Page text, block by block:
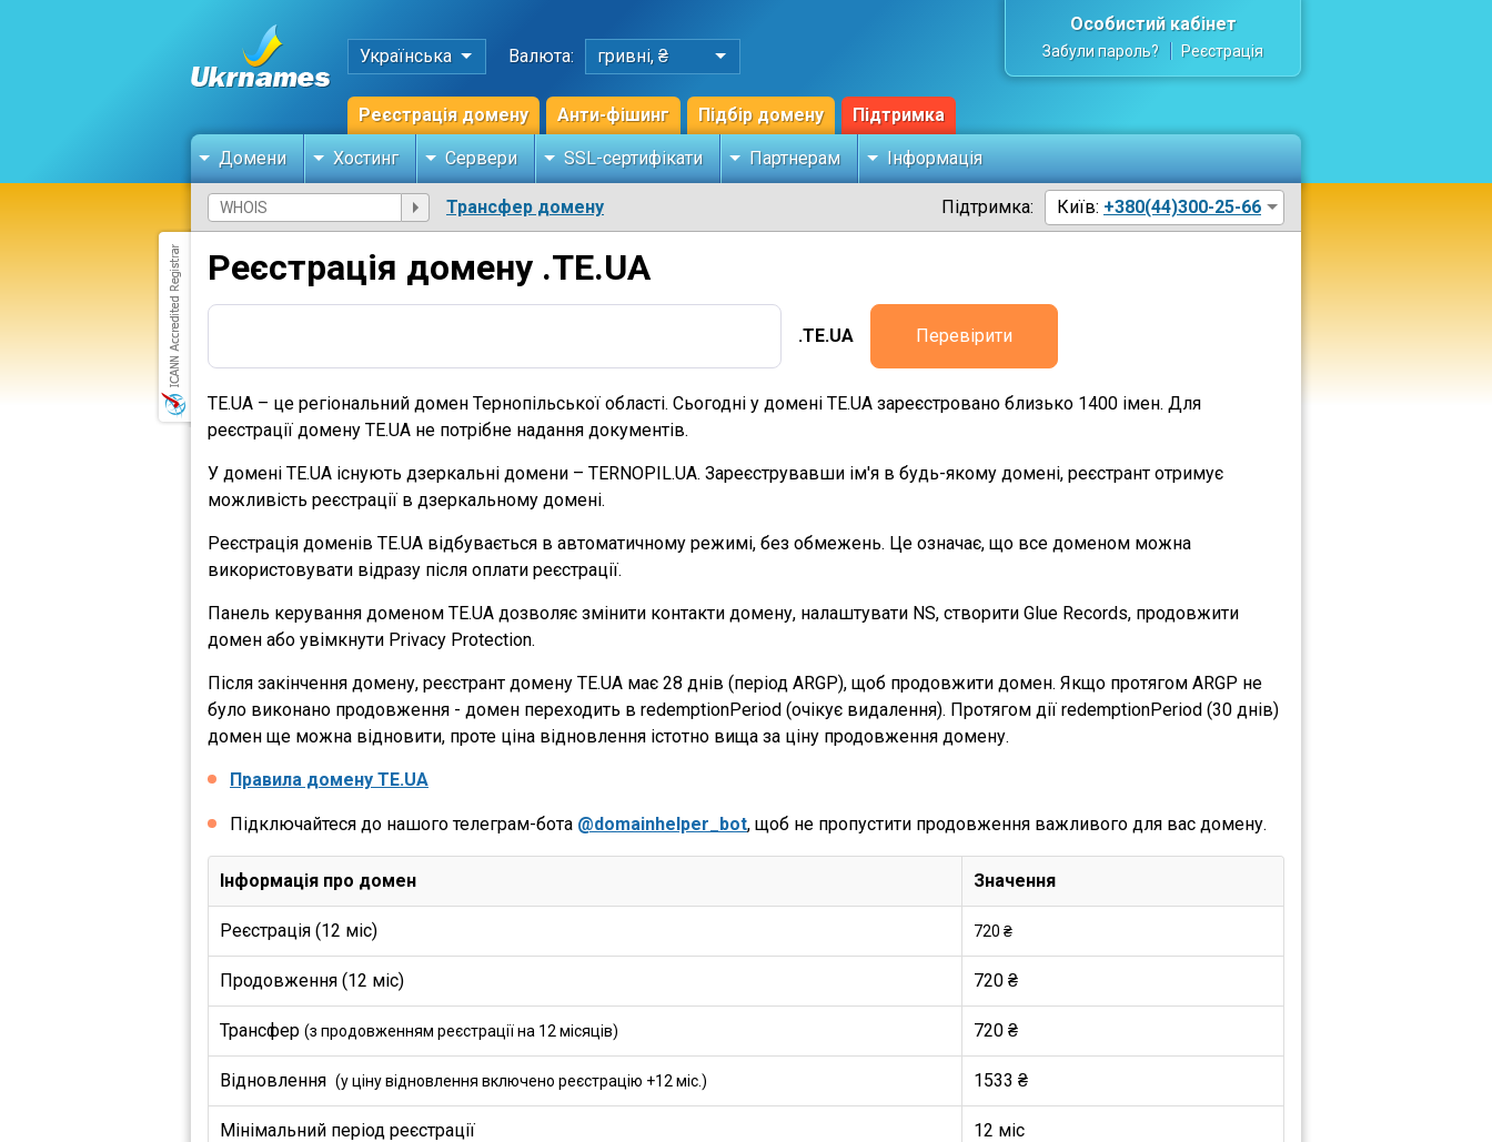
Українська Валюта: гривні, ₴
Реєстрація домену Анти-фішинг Підбір домену Підтримка
Особистий кабінет
Забули пароль? Реєстрація
Домени Хостинг Сервери SSL-сертифікати Партнерам Інформація
Трансфер домену Підтримка: Київ: +380(44)300-25-66
Реєстрація домену .TE.UA
.TE.UA Перевірити
TE.UA – це регіональний домен Тернопільської області. Сьогодні у домені TE.UA зареєстровано близько 1400 імен. Для
реєстрації домену TE.UA не потрібне надання документів.
У домені TE.UA існують дзеркальні домени – TERNOPIL.UA. Зареєструвавши ім'я в будь-якому домені, реєстрант отримує
можливість реєстрації в дзеркальному домені.
Реєстрація доменів TE.UA відбувається в автоматичному режимі, без обмежень. Це означає, що все доменом можна
використовувати відразу після оплати реєстрації.
Панель керування доменом TE.UA дозволяє змінити контакти домену, налаштувати NS, створити Glue Records, продовжити
домен або увімкнути Privacy Protection.
Після закінчення домену, реєстрант домену TE.UA має 28 днів (період ARGP), щоб продовжити домен. Якщо протягом ARGP не
було виконано продовження - домен переходить в redemptionPeriod (очікує видалення). Протягом дії redemptionPeriod (30 днів)
домен ще можна відновити, проте ціна відновлення істотно вища за ціну продовження домену.
Правила домену TE.UA
Підключайтеся до нашого телеграм-бота @domainhelper_bot, щоб не пропустити продовження важливого для вас домену.
Інформація про домен Значення
Реєстрація (12 міс) 720 ₴
Продовження (12 міс) 720 ₴
Трансфер (з продовженням реєстрації на 12 місяців) 720 ₴
Відновлення (у ціну відновлення включено реєстрацію +12 міс.) 1533 ₴
Мінімальний період реєстрації 12 міс